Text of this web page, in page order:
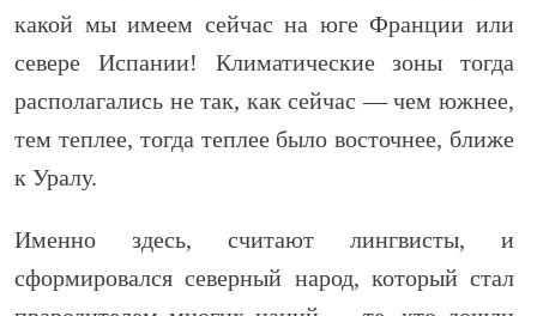
какой мы имеем сейчас на юге Франции или
севере Испании! Климатические зоны тогда
располагались не так, как сейчас — чем южнее,
тем теплее, тогда теплее было восточнее, ближе
к Уралу.
Именно здесь, считают лингвисты, и
сформировался северный народ, который стал